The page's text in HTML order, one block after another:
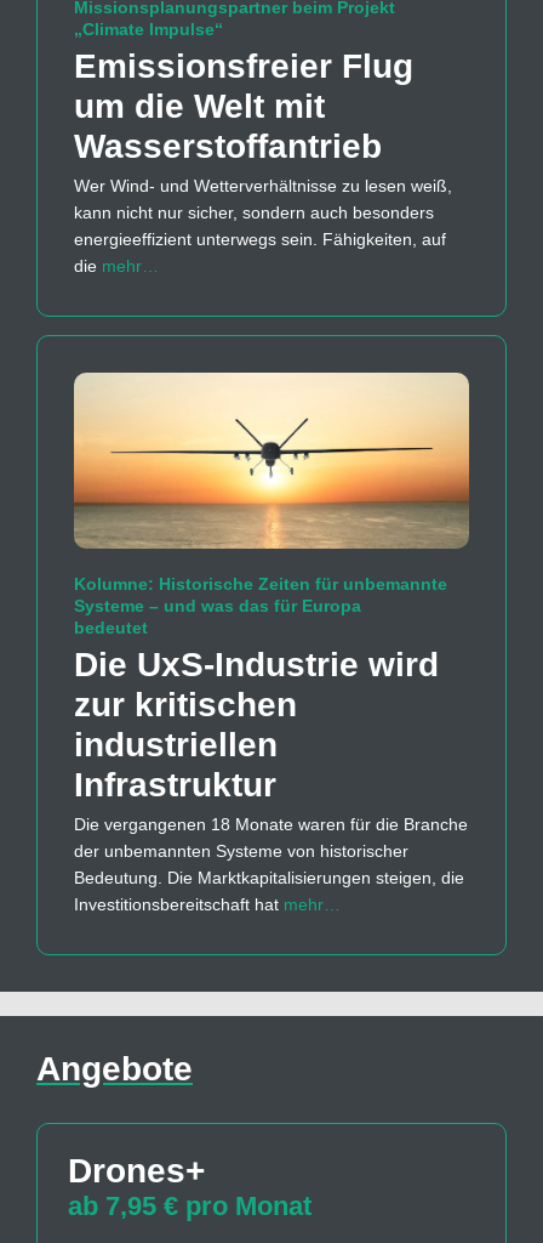
Missionsplanungspartner beim Projekt
„Climate Impulse“
Emissions­freier Flug
um die Welt mit
Wasserstoff­antrieb
Wer Wind- und Wetterverhältnisse zu lesen weiß,
kann nicht nur sicher, sondern auch besonders
energieeffizient unterwegs sein. Fähigkeiten, auf
die mehr…
Kolumne: Historische Zeiten für unbemannte
Systeme – und was das für Europa
bedeutet
Die UxS-Industrie wird
zur kritischen
industriellen
Infrastruktur
Die vergangenen 18 Monate waren für die Branche
der unbemannten Systeme von historischer
Bedeutung. Die Marktkapitalisierungen steigen, die
Investitionsbereitschaft hat mehr…
Angebote
Drones+
ab 7,95 € pro Monat